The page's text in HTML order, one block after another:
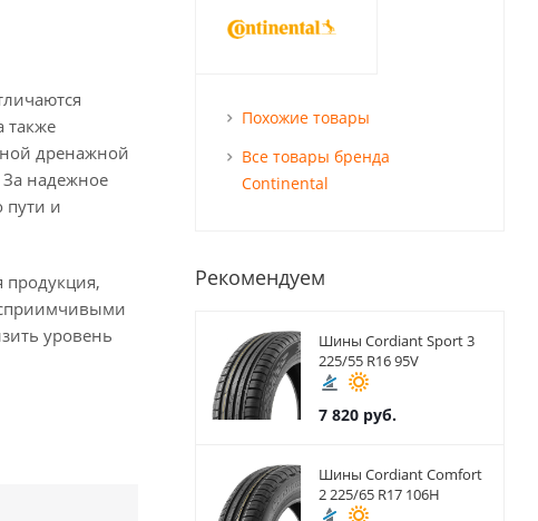
также
дренажной
За надежное
пути и
продукция,
уровень
Похожие товары
Все товары бренда
Continental
Рекомендуем
Шины Cordiant Sport 3
225/55 R16 95V
7 820руб.
Шины Cordiant Comfort
2 225/65 R17 106H